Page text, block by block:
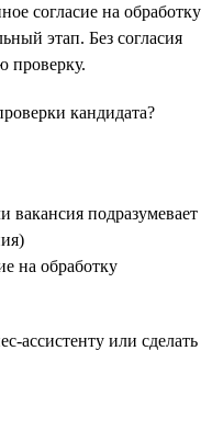
согласие на обработку
этап. Без согласия
проверку.
кандидата?
вакансия подразумевает
на обработку
ассистенту или сделать